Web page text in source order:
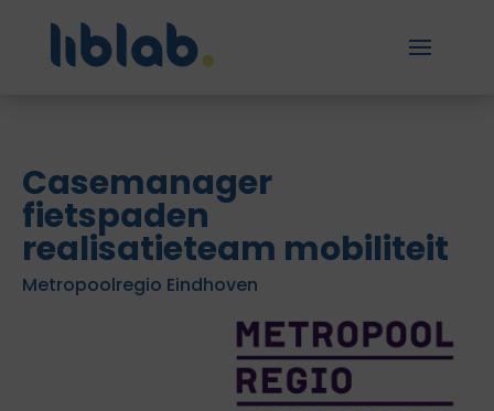
Casemanager
fietspaden
realisatieteam mobiliteit
Metropoolregio Eindhoven